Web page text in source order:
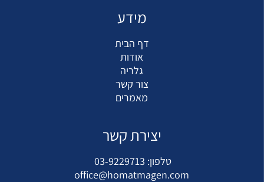
מידע
דף הבית
אודות
גלריה
צור קשר
מאמרים
יצירת קשר
טלפון: 03-9229713
office@homatmagen.com